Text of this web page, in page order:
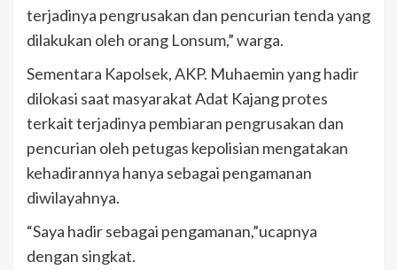
terjadinya pengrusakan dan pencurian tenda yang
dilakukan oleh orang Lonsum,” warga.
Sementara Kapolsek, AKP. Muhaemin yang hadir
dilokasi saat masyarakat Adat Kajang protes
terkait terjadinya pembiaran pengrusakan dan
pencurian oleh petugas kepolisian mengatakan
kehadirannya hanya sebagai pengamanan
diwilayahnya.
“Saya hadir sebagai pengamanan,”ucapnya
dengan singkat.